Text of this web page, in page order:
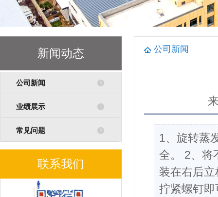
新闻动态
公司新闻
业绩展示
常见问题
联系我们
公司新闻
1、旋转蒸
全。 2、将
装在右后
拧紧螺钉即